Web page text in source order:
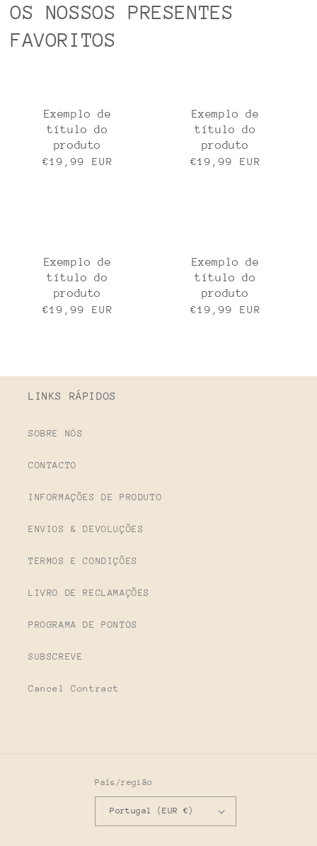
OS NOSSOS PRESENTES
FAVORITOS
Exemplo de
título do
produto
Preço
€19,99 EUR
Exemplo de
título do
produto
Preço
€19,99 EUR
Exemplo de
título do
produto
Preço
€19,99 EUR
Exemplo de
título do
produto
Preço
€19,99 EUR
LINKS RÁPIDOS
SOBRE NÓS
CONTACTO
INFORMAÇÕES DE PRODUTO
ENVIOS & DEVOLUÇÕES
TERMOS E CONDIÇÕES
LIVRO DE RECLAMAÇÕES
PROGRAMA DE PONTOS
SUBSCREVE
Cancel Contract
País/região
Portugal (EUR €)